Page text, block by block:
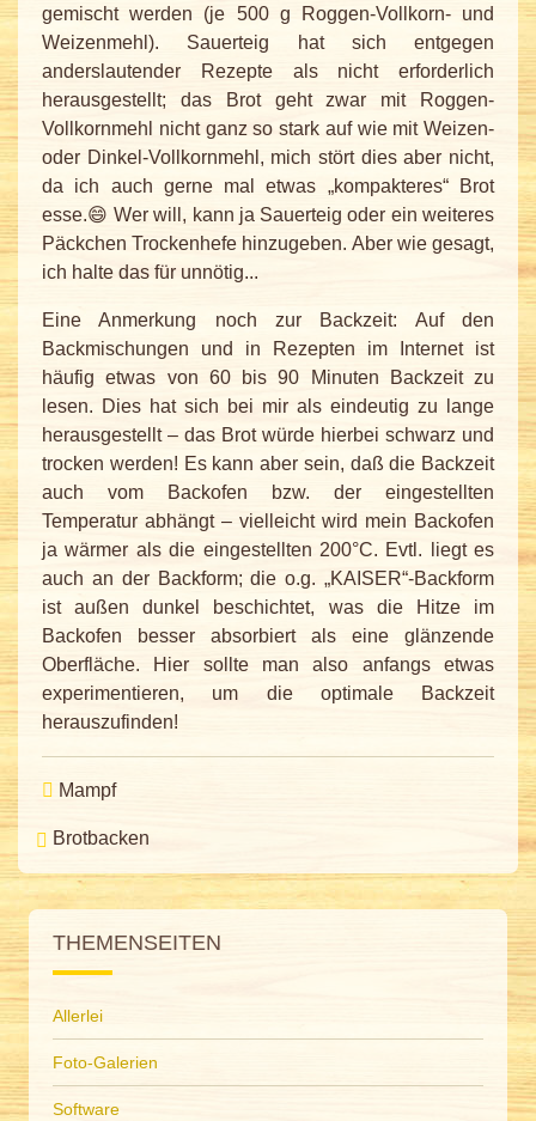
gemischt werden (je 500 g Roggen-Vollkorn- und
Weizenmehl). Sauerteig hat sich entgegen
anderslautender Rezepte als nicht erforderlich
herausgestellt; das Brot geht zwar mit Roggen-
Vollkornmehl nicht ganz so stark auf wie mit Weizen-
oder Dinkel-Vollkornmehl, mich stört dies aber nicht,
da ich auch gerne mal etwas „kompakteres“ Brot
esse.😄 Wer will, kann ja Sauerteig oder ein weiteres
Päckchen Trockenhefe hinzugeben. Aber wie gesagt,
ich halte das für unnötig...
Eine Anmerkung noch zur Backzeit: Auf den
Backmischungen und in Rezepten im Internet ist
häufig etwas von 60 bis 90 Minuten Backzeit zu
lesen. Dies hat sich bei mir als eindeutig zu lange
herausgestellt – das Brot würde hierbei schwarz und
trocken werden! Es kann aber sein, daß die Backzeit
auch vom Backofen bzw. der eingestellten
Temperatur abhängt – vielleicht wird mein Backofen
ja wärmer als die eingestellten 200°C. Evtl. liegt es
auch an der Backform; die o.g. „KAISER“-Backform
ist außen dunkel beschichtet, was die Hitze im
Backofen besser absorbiert als eine glänzende
Oberfläche. Hier sollte man also anfangs etwas
experimentieren, um die optimale Backzeit
herauszufinden!
Mampf
Brotbacken
THEMENSEITEN
Allerlei
Foto-Galerien
Software